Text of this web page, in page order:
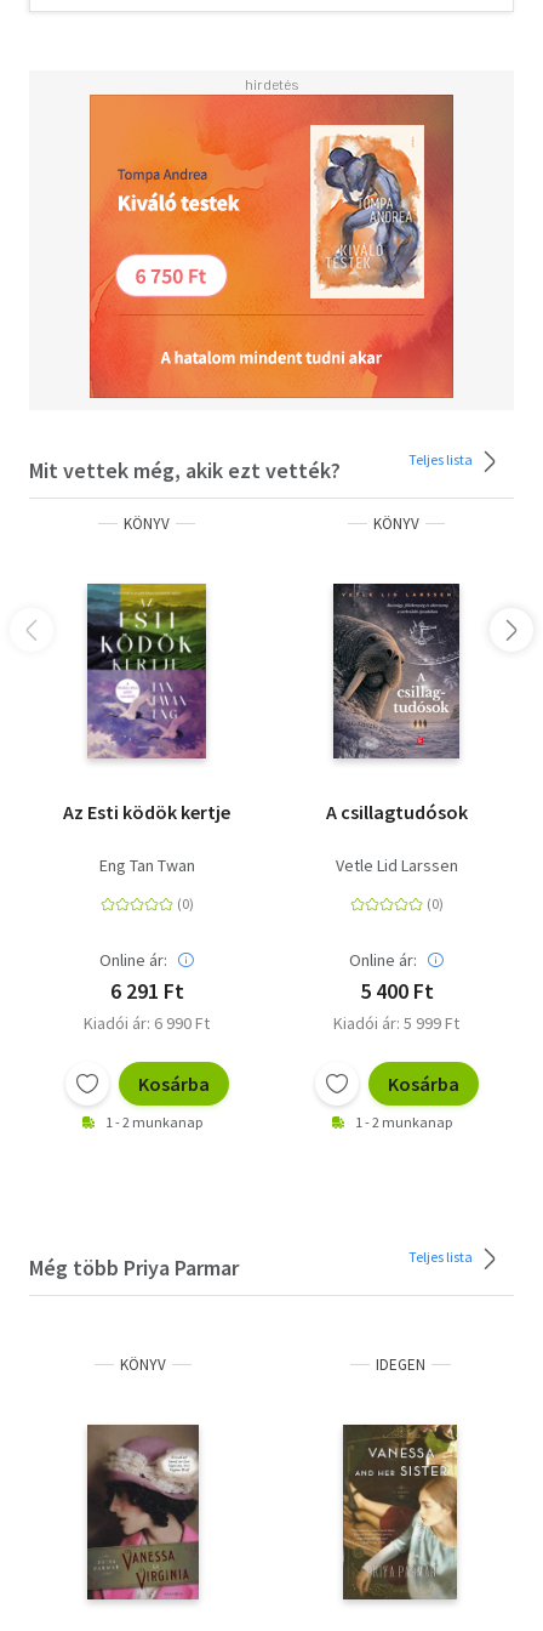
egész életében Vanessa óvó figyelmének középpontjában
Érzékeny idegrendszere megsínyli a változásokat: egyre
inkább az őrület határára sodródik. Árulás és
bizalmatlanság ver éket a családtagok közé. Vanessának
el kell döntenie, hogy hajlandó-e bárki mással szemben
Priya Parmar regénye izgalmas képet fest az első
világháború előtti London szellemi pezsgéséről és a híres
testvérpár, Vanessa Bell és Virginia Woolf nem
mindennapi életéről.
Mit vettek még, akik ezt vették? Teljes lista
KÖNYV
Az Esti ködök kertje
Eng Tan Twan
Online ár:
6 291 Ft
Kiadói ár: 6 990 Ft
Kosárba
1 - 2 munkanap
KÖNYV
A csillagtudósok
Vetle Lid Larssen
Online ár:
5 400 Ft
Kiadói ár: 5 999 Ft
Kosárba
1 - 2 munkanap
Még több Priya Parmar Teljes lista
KÖNYV IDEGEN